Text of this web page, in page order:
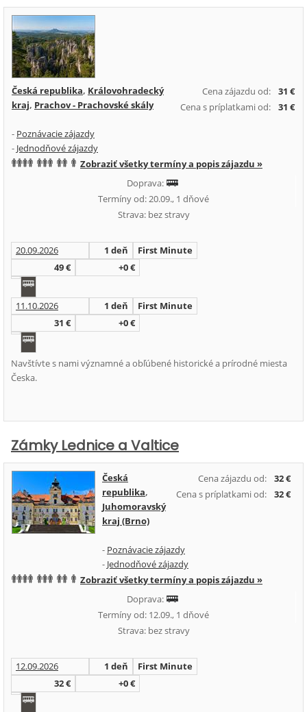
Cena zájazdu od:
31 €
Cena s príplatkami od:
31 €
Česká republika, Královohradecký
kraj, Prachov - Prachovské skály
- Poznávacie zájazdy
- Jednodňové zájazdy
Zobraziť všetky termíny a popis zájazdu »
Doprava:
Termíny od: 20.09., 1 dňové
Strava: bez stravy
20.09.2026 1 deň
First Minute
49 €
+0 €
11.10.2026 1 deň
First Minute
31 €
+0 €
Navštívte s nami významné a obľúbené historické a prírodné miesta
Česka.
Zámky Lednice a Valtice
Cena zájazdu od:
32 €
Cena s príplatkami od:
32 €
Česká
republika,
Juhomoravský
kraj (Brno)
- Poznávacie zájazdy
- Jednodňové zájazdy
Zobraziť všetky termíny a popis zájazdu »
Doprava:
Termíny od: 12.09., 1 dňové
Strava: bez stravy
12.09.2026 1 deň
First Minute
32 €
+0 €